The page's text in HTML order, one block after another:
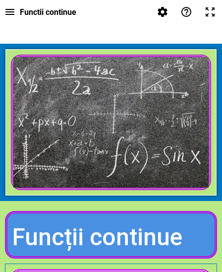
Functii continue
Funcții continue